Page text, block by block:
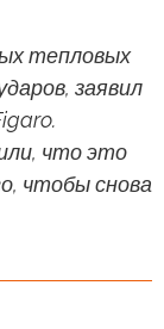
тепловых
заявил
что это
чтобы снова